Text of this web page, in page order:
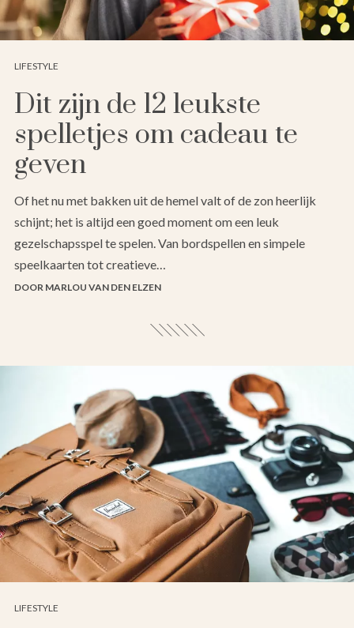
LIFESTYLE
Dit zijn de 12 leukste
spelletjes om cadeau te
geven
Of het nu met bakken uit de hemel valt of de zon heerlijk
schijnt; het is altijd een goed moment om een leuk
gezelschapsspel te spelen. Van bordspellen en simpele
speelkaarten tot creatieve…
DOOR MARLOU VAN DEN ELZEN
LIFESTYLE